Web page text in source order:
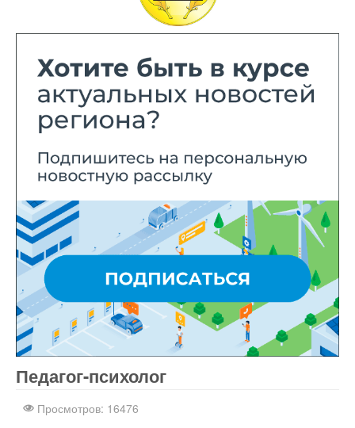
Интернет-магазинnachodki.ru
Педагог-психолог
Просмотров: 16476